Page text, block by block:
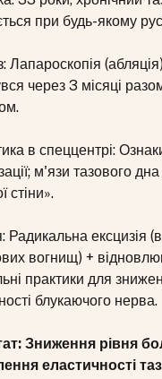
при будь-якому
Лапароскопія
через 3 місяці
в спеццентрі:
м'язи тазового дна
стіни».
Радикальна ексцизія
вогнищ) +
практики для
блукаючого нерва.
Зниження рівня
еластичності